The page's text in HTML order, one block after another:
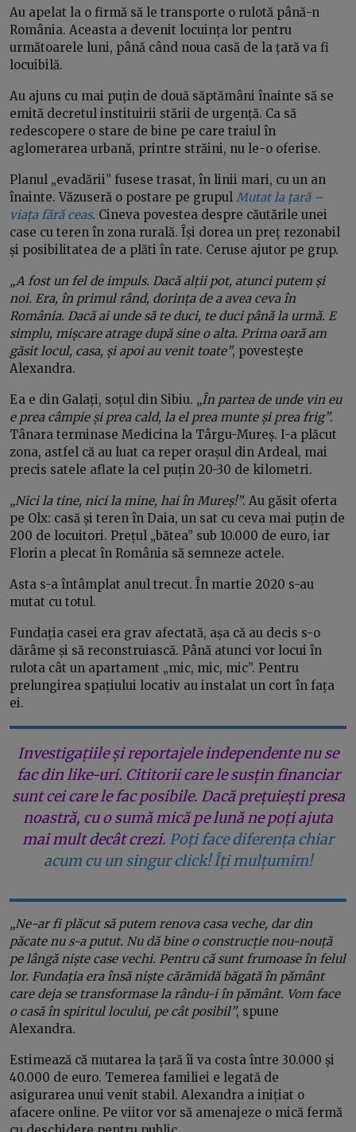
Au apelat la o firmă să le transporte o rulotă până-n
România. Aceasta a devenit locuința lor pentru
următoarele luni, până când noua casă de la țară va fi
locuibilă.
Au ajuns cu mai puțin de două săptămâni înainte să se
emită decretul instituirii stării de urgență. Ca să
redescopere o stare de bine pe care traiul în
aglomerarea urbană, printre străini, nu le-o oferise.
Planul „evadării” fusese trasat, în linii mari, cu un an
înainte. Văzuseră o postare pe grupul Mutat la țară –
viața fără ceas. Cineva povestea despre căutările unei
case cu teren în zona rurală. Își dorea un preț rezonabil
și posibilitatea de a plăti în rate. Ceruse ajutor pe grup.
„A fost un fel de impuls. Dacă alții pot, atunci putem și
noi. Era, în primul rând, dorința de a avea ceva în
România. Dacă ai unde să te duci, te duci până la urmă. E
simplu, mișcare atrage după sine o alta. Prima oară am
găsit locul, casa, și apoi au venit toate”, povestește
Alexandra.
Ea e din Galați, soțul din Sibiu. „În partea de unde vin eu
e prea câmpie și prea cald, la el prea munte și prea frig”.
Tânara terminase Medicina la Târgu-Mureș. I-a plăcut
zona, astfel că au luat ca reper orașul din Ardeal, mai
precis satele aflate la cel puțin 20-30 de kilometri.
„Nici la tine, nici la mine, hai în Mureș!”. Au găsit oferta
pe Olx: casă și teren în Daia, un sat cu ceva mai puțin de
200 de locuitori. Prețul „bătea” sub 10.000 de euro, iar
Florin a plecat în România să semneze actele.
Asta s-a întâmplat anul trecut. În martie 2020 s-au
mutat cu totul.
Fundația casei era grav afectată, așa că au decis s-o
dărâme și să reconstruiască. Până atunci vor locui în
rulota cât un apartament „mic, mic, mic”. Pentru
prelungirea spațiului locativ au instalat un cort în fața
ei.
Investigațiile și reportajele independente nu se
fac din like-uri. Cititorii care le susțin financiar
sunt cei care le fac posibile. Dacă prețuiești presa
noastră, cu o sumă mică pe lună ne poți ajuta
mai mult decât crezi. Poți face diferența chiar
acum cu un singur click! Îți mulțumim!
„Ne-ar fi plăcut să putem renova casa veche, dar din
păcate nu s-a putut. Nu dă bine o construcție nou-nouță
pe lângă niște case vechi. Pentru că sunt frumoase în felul
lor. Fundația era însă niște cărămidă băgată în pământ
care deja se transformase la rându-i în pământ. Vom face
o casă în spiritul locului, pe cât posibil”, spune
Alexandra.
Estimează că mutarea la țară îi va costa între 30.000 și
40.000 de euro. Temerea familiei e legată de
asigurarea unui venit stabil. Alexandra a inițiat o
afacere online. Pe viitor vor să amenajeze o mică fermă